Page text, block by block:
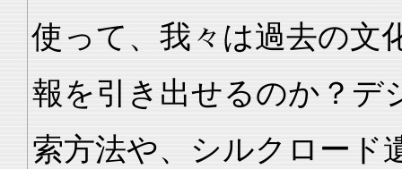
使って、我々は過去の文
報を引き出せるのか？デ
索方法や、シルクロード